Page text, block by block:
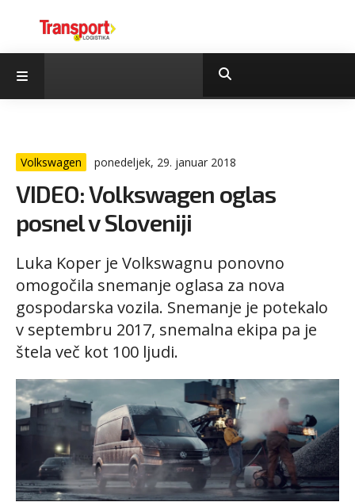
Volkswagen ponedeljek, 29. januar 2018
VIDEO: Volkswagen oglas
posnel v Sloveniji
Luka Koper je Volkswagnu ponovno
omogočila snemanje oglasa za nova
gospodarska vozila. Snemanje je potekalo
v septembru 2017, snemalna ekipa pa je
štela več kot 100 ljudi.